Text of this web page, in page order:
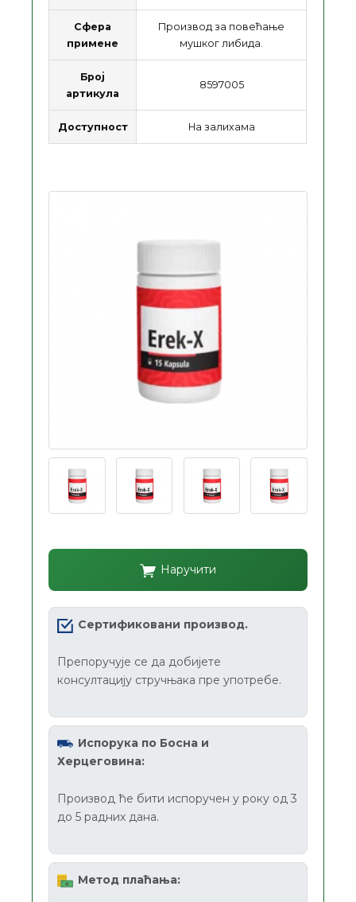
Сфера
примене
Производ за повећање
мушког либида.
Број
артикула
8597005
Доступност На залихама
Наручити
Сертификовани производ.
Препоручује се да добијете
консултацију стручњака пре употребе.
Испорука по Босна и
Херцеговина:
Производ ће бити испоручен у року од 3
до 5 радних дана.
Метод плаћања: